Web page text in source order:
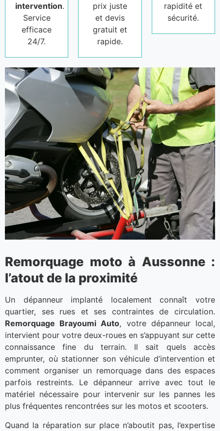
intervention.
Service
efficace
24/7.
prix juste
et devis
gratuit et
rapide.
rapidité et
sécurité.
Remorquage moto à Aussonne :
l’atout de la proximité
Un dépanneur implanté localement connaît votre
quartier, ses rues et ses contraintes de circulation.
Remorquage Brayoumi Auto, votre dépanneur local,
intervient pour votre deux-roues en s’appuyant sur cette
connaissance fine du terrain. Il sait quels accès
emprunter, où stationner son véhicule d’intervention et
comment organiser un remorquage dans des espaces
parfois restreints. Le dépanneur arrive avec tout le
matériel nécessaire pour intervenir sur les pannes les
plus fréquentes rencontrées sur les motos et scooters.
Quand la réparation sur place n’aboutit pas, l’expertise